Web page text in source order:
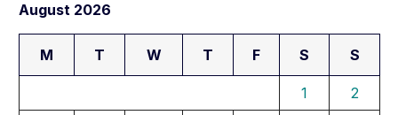
August 2026
M T W T F S S
1
2